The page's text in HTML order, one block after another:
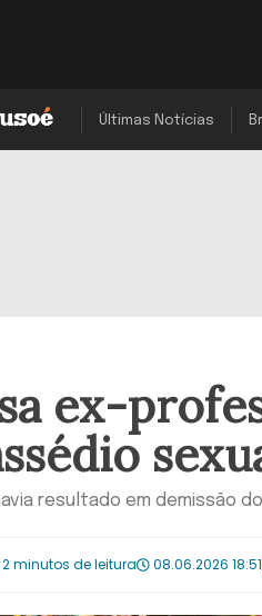
Últimas Notícias
ex-
resultado em demissão
2 minutos de leitura 08.06.2026 18:51